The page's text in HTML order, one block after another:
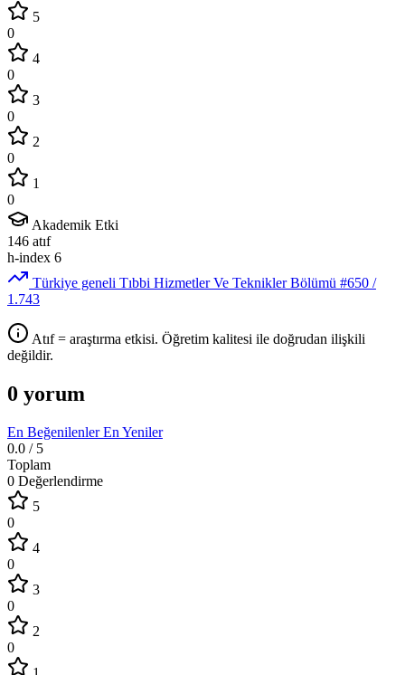
5
0
4
0
3
0
2
0
1
0
Akademik Etki
146 atıf
h-index 6
Türkiye geneli Tıbbi Hizmetler Ve Teknikler Bölümü #650 /
1.743
Atıf = araştırma etkisi. Öğretim kalitesi ile doğrudan ilişkili
değildir.
0 yorum
En BeğenilenlerEn Yeniler
0.0 / 5
Toplam
0 Değerlendirme
5
0
4
0
3
0
2
0